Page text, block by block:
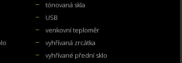
tónovaná skla
USB
venkovní teploměr
vyhřívaná zrcátka
vyhřívané přední sklo